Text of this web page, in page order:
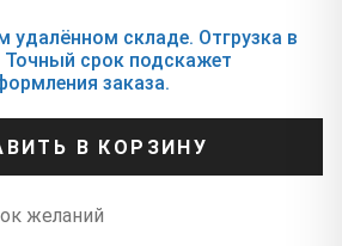
удалённом складе. Отгрузка в
Точный срок подскажет
заказа.
В КОРЗИНУ
желаний